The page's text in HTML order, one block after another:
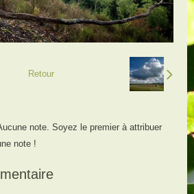
Retour
note. Soyez le premier à attribuer
note !